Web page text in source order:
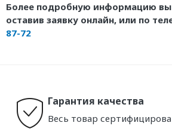
Более подробную информацию
оставив заявку онлайн, или по
87-72
Гарантия качества
Весь товар